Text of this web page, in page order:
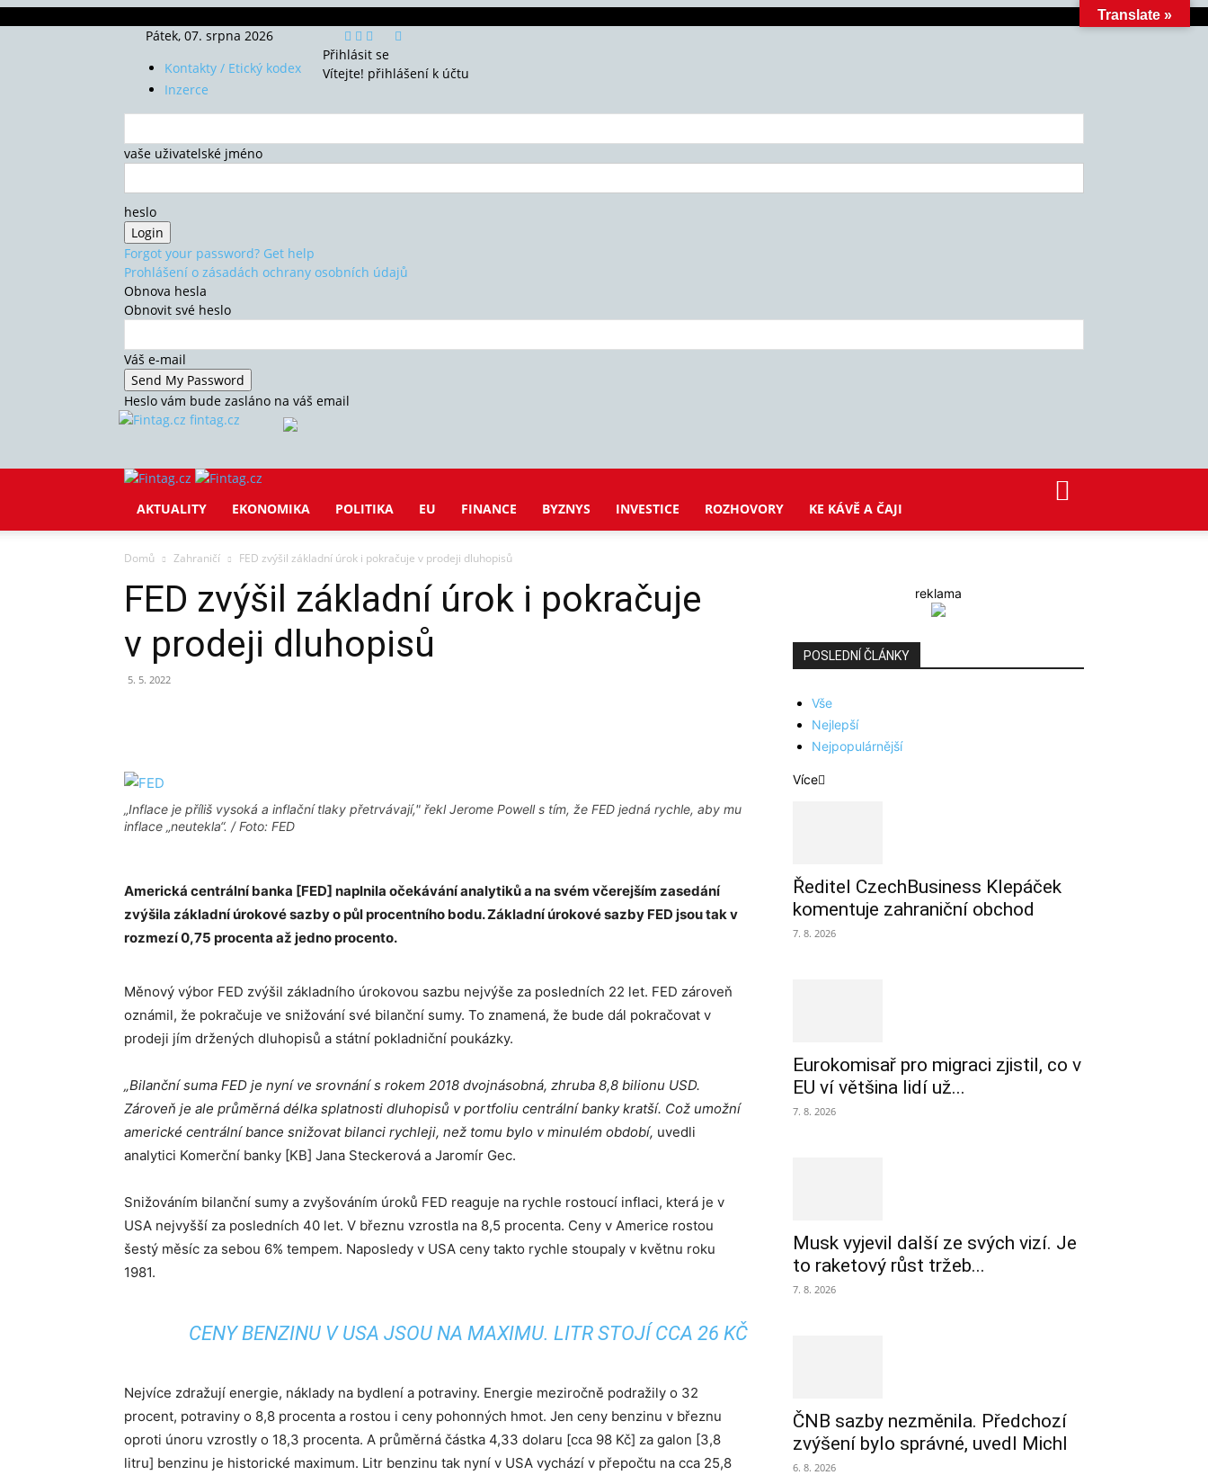
Pátek, 07. srpna 2026
Kontakty / Etický kodex
Inzerce
Přihlásit se
Vítejte! přihlášení k účtu
vaše uživatelské jméno
heslo
Forgot your password? Get help
Prohlášení o zásadách ochrany osobních údajů
Obnova hesla
Obnovit své heslo
Váš e-mail
Heslo vám bude zasláno na váš email
fintag.cz
AKTUALITY EKONOMIKA POLITIKA EU FINANCE BYZNYS INVESTICE ROZHOVORY KE KÁVĚ A ČAJI
Domů Zahraničí FED zvýšil základní úrok i pokračuje v prodeji dluhopisů
FED zvýšil základní úrok i pokračuje
v prodeji dluhopisů
5. 5. 2022
„Inflace je příliš vysoká a inflační tlaky přetrvávají," řekl Jerome Powell s tím, že FED jedná rychle, aby mu
inflace „neutekla“. / Foto: FED
Americká centrální banka [FED] naplnila očekávání analytiků a na svém včerejším zasedání
zvýšila základní úrokové sazby o půl procentního bodu. Základní úrokové sazby FED jsou tak v
rozmezí 0,75 procenta až jedno procento.
Měnový výbor FED zvýšil základního úrokovou sazbu nejvýše za posledních 22 let. FED zároveň
oznámil, že pokračuje ve snižování své bilanční sumy. To znamená, že bude dál pokračovat v
prodeji jím držených dluhopisů a státní pokladniční poukázky.
„Bilanční suma FED je nyní ve srovnání s rokem 2018 dvojnásobná, zhruba 8,8 bilionu USD.
Zároveň je ale průměrná délka splatnosti dluhopisů v portfoliu centrální banky kratší. Což umožní
americké centrální bance snižovat bilanci rychleji, než tomu bylo v minulém období, uvedli
analytici Komerční banky [KB] Jana Steckerová a Jaromír Gec.
Snižováním bilanční sumy a zvyšováním úroků FED reaguje na rychle rostoucí inflaci, která je v
USA nejvyšší za posledních 40 let. V březnu vzrostla na 8,5 procenta. Ceny v Americe rostou
šestý měsíc za sebou 6% tempem. Naposledy v USA ceny takto rychle stoupaly v květnu roku
1981.
CENY BENZINU V USA JSOU NA MAXIMU. LITR STOJÍ CCA 26 KČ
Nejvíce zdražují energie, náklady na bydlení a potraviny. Energie meziročně podražily o 32
procent, potraviny o 8,8 procenta a rostou i ceny pohonných hmot. Jen ceny benzinu v březnu
oproti únoru vzrostly o 18,3 procenta. A průměrná částka 4,33 dolaru [cca 98 Kč] za galon [3,8
litru] benzinu je historické maximum. Litr benzinu tak nyní v USA vychází v přepočtu na cca 25,8
reklama
POSLEDNÍ ČLÁNKY
Vše
Nejlepší
Nejpopulárnější
Více
Ředitel CzechBusiness Klepáček
komentuje zahraniční obchod
7. 8. 2026
Eurokomisař pro migraci zjistil, co v
EU ví většina lidí už...
7. 8. 2026
Musk vyjevil další ze svých vizí. Je
to raketový růst tržeb...
7. 8. 2026
ČNB sazby nezměnila. Předchozí
zvýšení bylo správné, uvedl Michl
6. 8. 2026
Translate »